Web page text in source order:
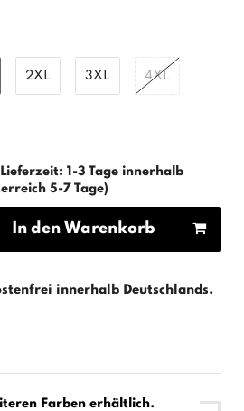
2XL 3XL 4XL
1-3 Tage innerhalb
5-7 Tage)
In den Warenkorb
innerhalb Deutschlands.
Farben erhältlich.